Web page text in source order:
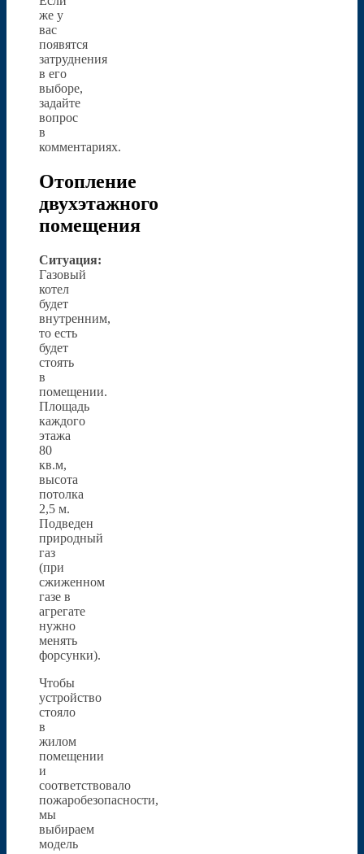
же у
вас
появятся
затруднения
в его
выборе,
задайте
вопрос
в
комментариях.
Отопление
двухэтажного
помещения
Ситуация:
Газовый
котел
будет
внутренним,
то есть
будет
стоять
в
помещении.
Площадь
каждого
этажа
80
кв.м,
высота
потолка
2,5 м.
Подведен
природный
газ
(при
сжиженном
газе в
агрегате
нужно
менять
форсунки).
Чтобы
устройство
стояло
в
жилом
помещении
и
соответствовало
пожаробезопасности,
мы
выбираем
модель